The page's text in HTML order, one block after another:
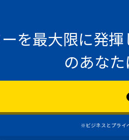
を最大限に発
のあなた
※ビジネスとプライ